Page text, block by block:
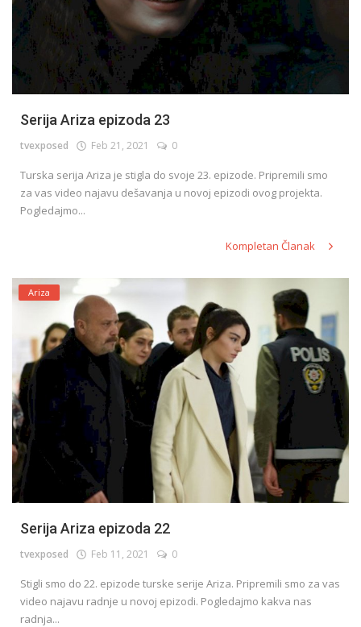
Serija Ariza epizoda 23
tvexposed Feb 21, 2021 0
Turska serija Ariza je stigla do svoje 23. epizode. Pripremili smo
za vas video najavu dešavanja u novoj epizodi ovog projekta.
Pogledajmo...
Kompletan Članak
Ariza
Serija Ariza epizoda 22
tvexposed Feb 11, 2021 0
Stigli smo do 22. epizode turske serije Ariza. Pripremili smo za vas
video najavu radnje u novoj epizodi. Pogledajmo kakva nas
radnja...